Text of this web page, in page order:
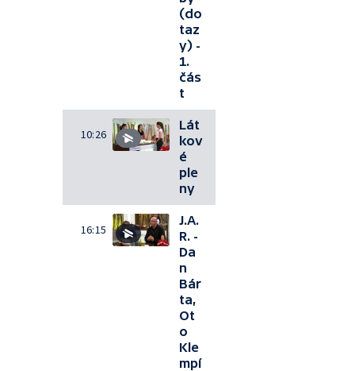
(do
taz
y) -
1.
čás
t
10:26
Lát
kov
é
ple
ny
16:15
J.A.
R. -
Da
n
Bár
ta,
Ot
o
Kle
mpí